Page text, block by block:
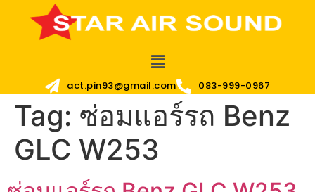
act.pin93@gmail.com 083-999-0967
Tag: ซ่อมแอร์รถ Benz
GLC W253